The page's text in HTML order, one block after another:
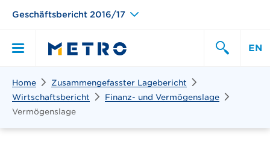
Geschäftsbericht 2016/17
Hauptmen\u00fc
EN
Home
Zusammengefasster Lagebericht
Wirtschaftsbericht
Finanz- und Vermögenslage
Vermögenslage